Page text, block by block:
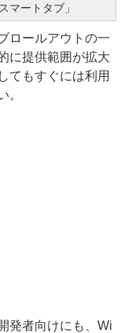
マートタブ」
ロールアウトの一
に提供範囲が拡大
てもすぐには利用
。
発者向けにも、Wi